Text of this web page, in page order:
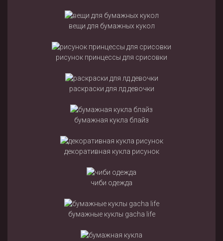
вещи для бумажных кукол
рисунок принцессы для срисовки
раскраски для лд девочки
бумажная кукла блайз
декоративная кукла рисунок
чиби одежда
бумажные куклы gacha life